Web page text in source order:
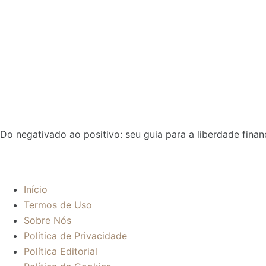
Do negativado ao positivo: seu guia para a liberdade
Início
Termos de Uso
Sobre Nós
Política de Privacidade
Política Editorial